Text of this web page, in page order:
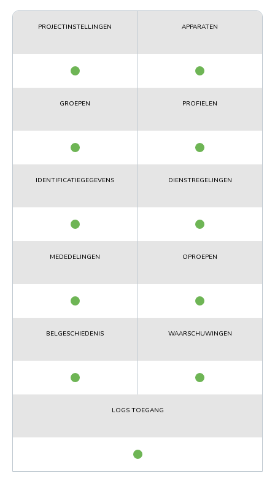
PROJECTINSTELLINGEN APPARATEN
GROEPEN PROFIELEN
IDENTIFICATIEGEGEVENS DIENSTREGELINGEN
MEDEDELINGEN OPROEPEN
BELGESCHIEDENIS WAARSCHUWINGEN
LOGS TOEGANG